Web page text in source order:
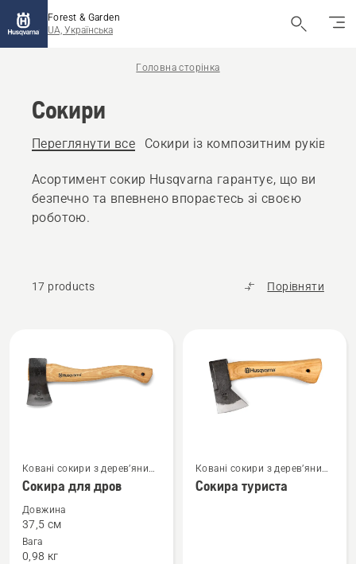
Forest & Garden
UA, Українська
Головна сторінка
Сокири
Переглянути все Сокири із композитним руків’ям
Асортимент сокир Husqvarna гарантує, що ви
безпечно та впевнено впораєтесь зі своєю
роботою.
17 products Порівняти
вироби
Переглянути
більше
деталей
про
Сокира
Ковані сокири з дерев’яним
руків’ям
Сокира для дров
Довжина
37,5 см
Вага
0,98 кг
Переглянути
більше
Ковані сокири з дерев’яним
руків’ям
Сокира туриста